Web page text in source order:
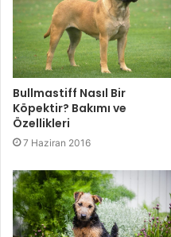
Bullmastiff Nasıl Bir
Köpektir? Bakımı ve
Özellikleri
7 Haziran 2016